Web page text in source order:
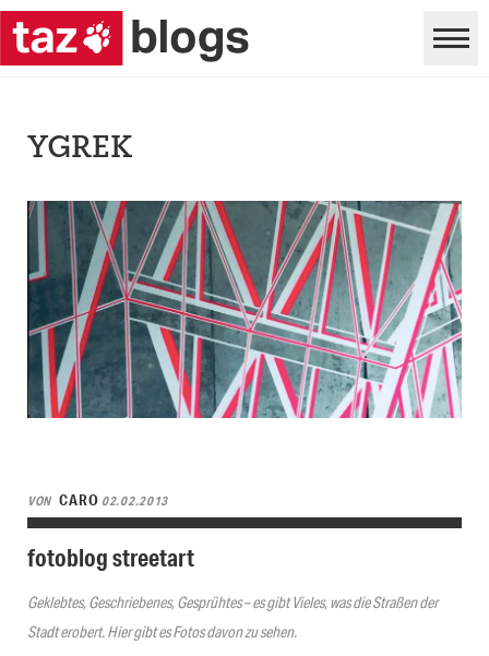
YGREK
VON CARO 02.02.2013
fotoblog streetart
Geklebtes, Geschriebenes, Gesprühtes – es gibt Vieles, was die Straßen der
Stadt erobert. Hier gibt es Fotos davon zu sehen.